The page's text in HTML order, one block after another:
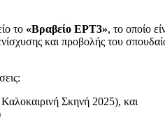
το «Βραβείο ΕΡΤ3», το οποίο
και προβολής του
Σκηνή 2025), και